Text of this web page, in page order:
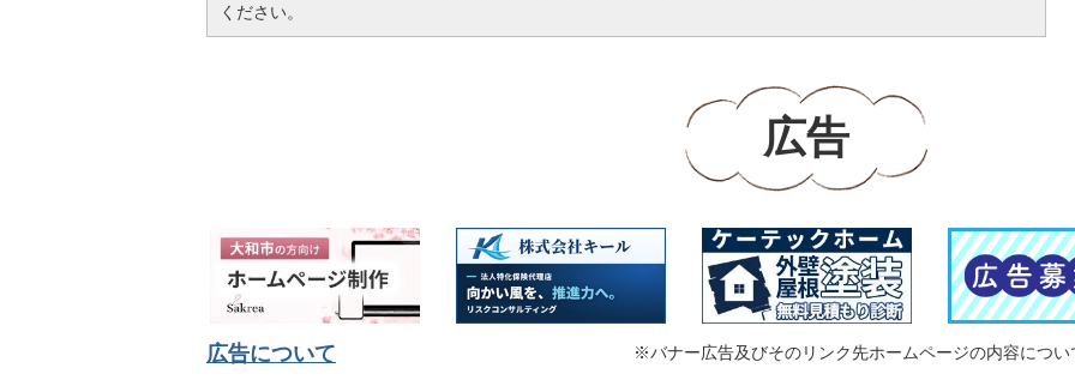
ください。
広告
広告について ※バナー広告及びそのリンク先ホームページの内容につ